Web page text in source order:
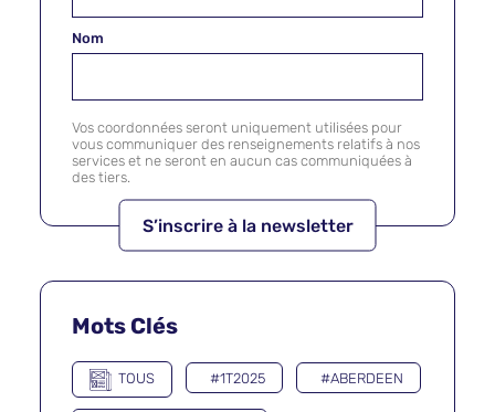
Nom
Vos coordonnées seront uniquement utilisées pour
vous communiquer des renseignements relatifs à nos
services et ne seront en aucun cas communiquées à
des tiers.
Mots Clés
TOUS #1T2025 #ABERDEEN